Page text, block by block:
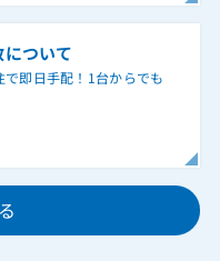
ついて
即日手配！1台からでも